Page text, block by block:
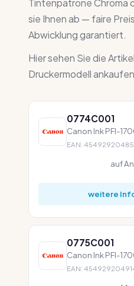
Tintenpatrone Chroma
sie Ihnen ab — faire
Abwicklung garantiert.
Hier sehen Sie die
Druckermodell
0774C001
Canon Ink PFI-
EAN:
auf
weitere
0775C001
Canon Ink PFI-
EAN: